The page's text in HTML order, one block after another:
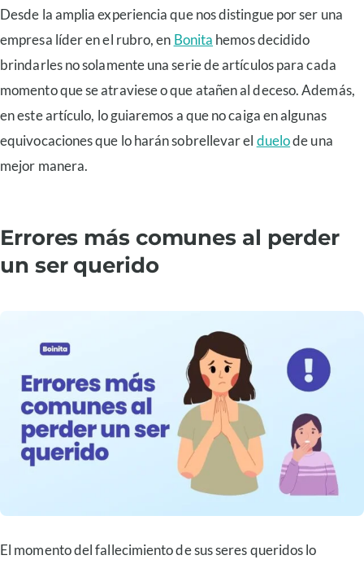
Desde la amplia experiencia que nos distingue por ser una
empresa líder en el rubro, en Bonita hemos decidido
brindarles no solamente una serie de artículos para cada
momento que se atraviese o que atañen al deceso. Además,
en este artículo, lo guiaremos a que no caiga en algunas
equivocaciones que lo harán sobrellevar el duelode una
mejor manera.
Errores más comunes al perder
un ser querido
El momento del fallecimiento de sus seres queridos lo